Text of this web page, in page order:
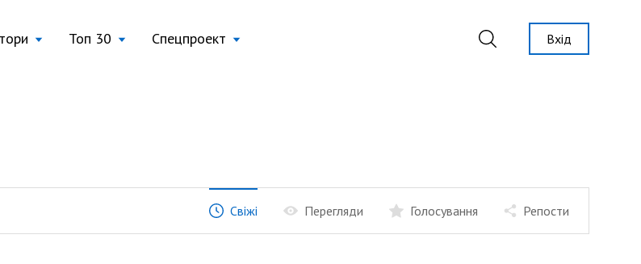
Топ 30 Спецпроект Вхід
Свіжі Перегляди Голосування Репости